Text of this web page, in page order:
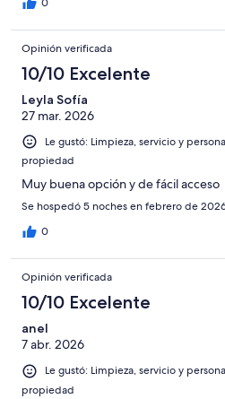
0
Opinión verificada
10/10 Excelente
Leyla Sofía
27 mar. 2026
Le gustó: Limpieza, servicio y
propiedad
Muy buena opción y de fácil acceso
Se hospedó 5 noches en febrero de
0
Opinión verificada
10/10 Excelente
anel
7 abr. 2026
Le gustó: Limpieza, servicio y
propiedad